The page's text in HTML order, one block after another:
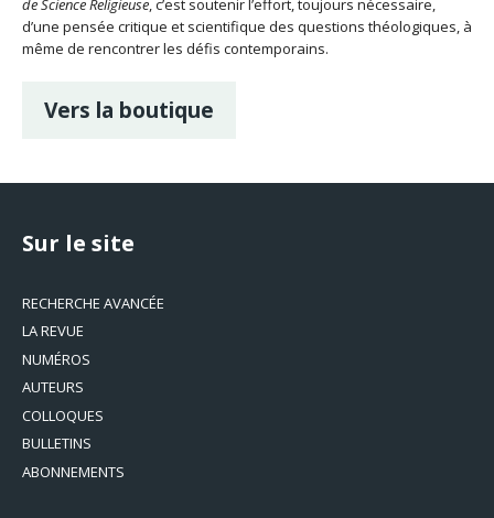
de Science Religieuse, c’est soutenir l’effort, toujours nécessaire,
d’une pensée critique et scientifique des questions théologiques, à
même de rencontrer les défis contemporains.
Vers la boutique
Sur le site
RECHERCHE AVANCÉE
LA REVUE
NUMÉROS
AUTEURS
COLLOQUES
BULLETINS
ABONNEMENTS